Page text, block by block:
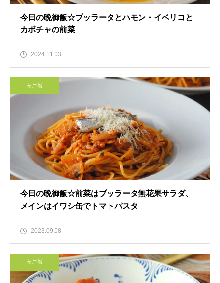
今日の晩御飯☆ブッラータとハモン・イベリコと
カボチャの前菜
2024.11.03
夜ご飯
今日の晩御飯☆前菜はブッラータ無花果サラダ、
メインはイワシ缶でトマトパスタ
2023.09.08
夜ご飯